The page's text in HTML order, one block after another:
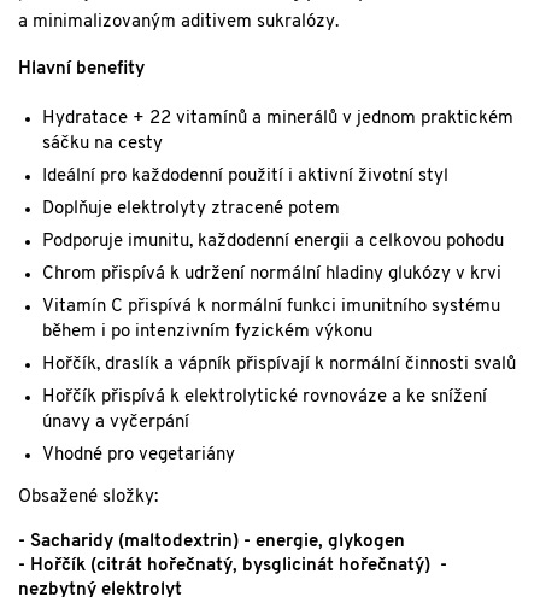
a minimalizovaným aditivem sukralózy.
Hlavní benefity
Hydratace + 22 vitamínů a minerálů v jednom praktickém
sáčku na cesty
Ideální pro každodenní použití i aktivní životní styl
Doplňuje elektrolyty ztracené potem
Podporuje imunitu, každodenní energii a celkovou pohodu
Chrom přispívá k udržení normální hladiny glukózy v krvi
Vitamín C přispívá k normální funkci imunitního systému
během i po intenzivním fyzickém výkonu
Hořčík, draslík a vápník přispívají k normální činnosti svalů
Hořčík přispívá k elektrolytické rovnováze a ke snížení
únavy a vyčerpání
Vhodné pro vegetariány
Obsažené složky:
- Sacharidy (maltodextrin) - energie, glykogen
- Hořčík (citrát hořečnatý, bysglicinát hořečnatý) -
nezbytný elektrolyt